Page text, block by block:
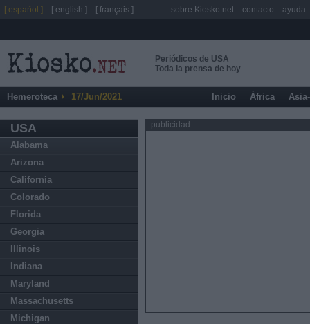
Periódicos de USA
Toda la prensa de hoy
Hemeroteca 17/Jun/2021 Inicio África
USA
Alabama
Arizona
California
Colorado
Florida
Georgia
Illinois
Indiana
Maryland
Massachusetts
Michigan
publicidad
[ español ] [ english ] [ français ] sobre Kiosko.net contacto ayuda